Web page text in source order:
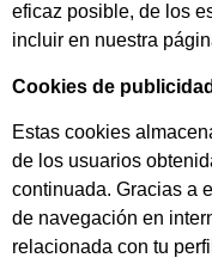
eficaz posible, de los
incluir en nuestra
Cookies de
Estas cookies
de los usuarios
continuada. Gracias a
de navegación en
relacionada con tu